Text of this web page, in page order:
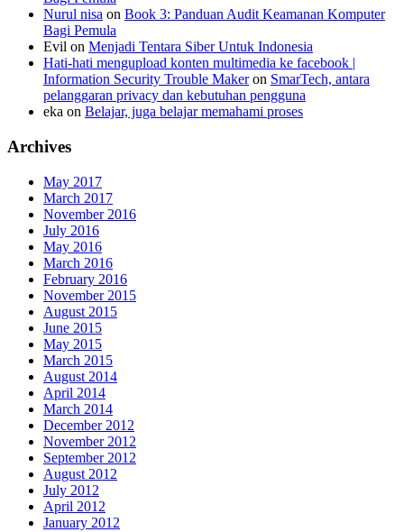
Nurul nisa on Book 3: Panduan Audit Keamanan Komputer
Bagi Pemula
Evil on Menjadi Tentara Siber Untuk Indonesia
Hati-hati mengupload konten multimedia ke facebook |
Information Security Trouble Makeron SmarTech, antara
pelanggaran privacy dan kebutuhan pengguna
eka on Belajar, juga belajar memahami proses
Archives
May 2017
March 2017
November 2016
July 2016
May 2016
March 2016
February 2016
November 2015
August 2015
June 2015
May 2015
March 2015
August 2014
April 2014
March 2014
December 2012
November 2012
September 2012
August 2012
July 2012
April 2012
January 2012